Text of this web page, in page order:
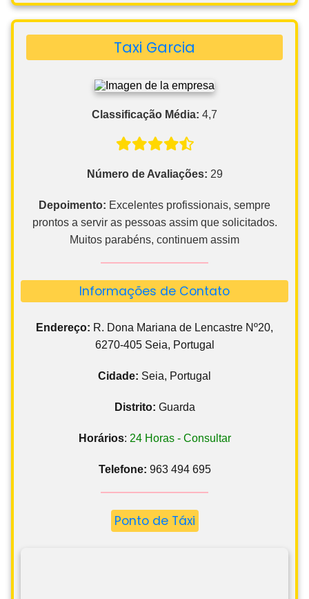
Taxi Garcia
Classificação Média: 4,7
Número de Avaliações: 29
Depoimento: Excelentes profissionais, sempre
prontos a servir as pessoas assim que solicitados.
Muitos parabéns, continuem assim
Informações de Contato
Endereço: R. Dona Mariana de Lencastre Nº20,
6270-405 Seia, Portugal
Cidade: Seia, Portugal
Distrito: Guarda
Horários: 24 Horas - Consultar
Telefone: 963 494 695
Ponto de Táxi